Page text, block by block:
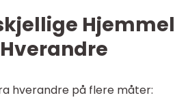
hverandre på flere måter: